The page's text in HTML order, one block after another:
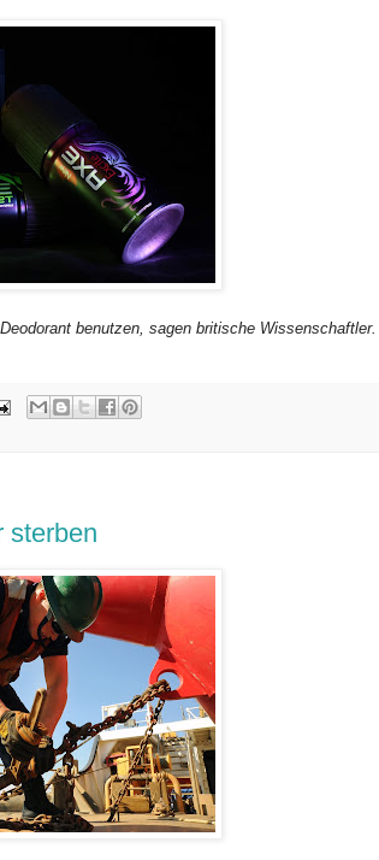
benutzen, sagen britische Wissenschaftler.
sterben